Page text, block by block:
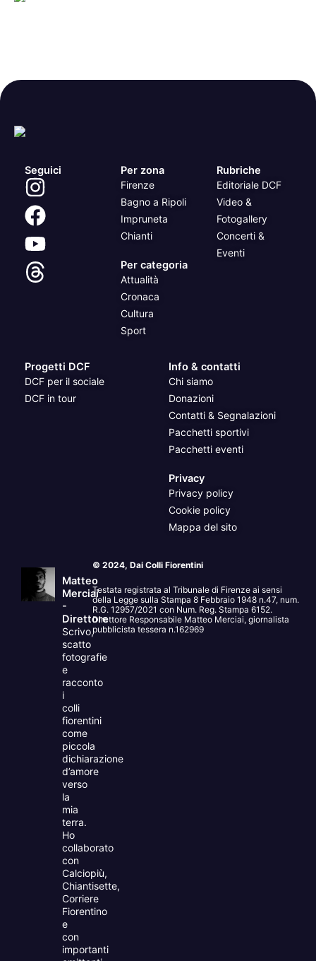
Seguici Per zona
Firenze
Bagno a Ripoli
Impruneta
Chianti
Per categoria
Attualità
Cronaca
Cultura
Sport
Rubriche
Editoriale DCF
Video &
Fotogallery
Concerti &
Eventi
Progetti DCF
DCF per il sociale
DCF in tour
Info & contatti
Chi siamo
Donazioni
Contatti & Segnalazioni
Pacchetti sportivi
Pacchetti eventi
Privacy
Privacy policy
Cookie policy
Mappa del sito
Matteo
Merciai
-
Direttore
Scrivo,
scatto
fotografie
e
racconto
i
colli
fiorentini
come
piccola
dichiarazione
d’amore
verso
la
mia
terra.
Ho
collaborato
con
Calciopiù,
Chiantisette,
Corriere
Fiorentino
e
con
importanti
© 2024, Dai Colli Fiorentini
Testata registrata al Tribunale di Firenze ai sensi
della Legge sulla Stampa 8 Febbraio 1948 n.47, num.
R.G. 12957/2021 con Num. Reg. Stampa 6152.
Direttore Responsabile Matteo Merciai, giornalista
pubblicista tessera n.162969